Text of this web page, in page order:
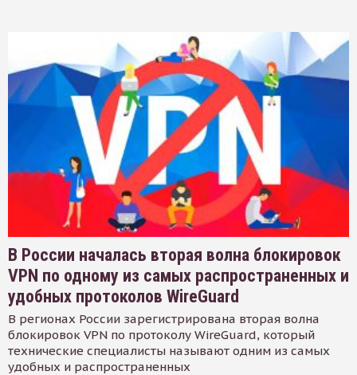
В России началась вторая волна блокировок
VPN по одному из самых распространенных и
удобных протоколов WireGuard
В регионах России зарегистрирована вторая волна
блокировок VPN по протоколу WireGuard, который
технические специалисты называют одним из самых
удобных и распространенных